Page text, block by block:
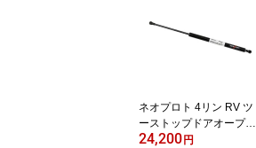
0R20-PADSET
ネオプロト 4リン RV ツ
ーストップドアオープナ
ー ジムニー(JB64W)/シ
24,200円